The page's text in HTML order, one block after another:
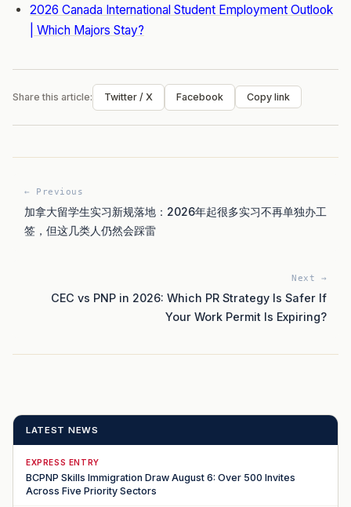
2026 Canada International Student Employment Outlook
| Which Majors Stay?
Share this article: Twitter / X Facebook Copy link
← Previous
加拿大留学生实习新规落地：2026年起很多实习不再单独办工
签，但这几类人仍然会踩雷
Next →
CEC vs PNP in 2026: Which PR Strategy Is Safer If
Your Work Permit Is Expiring?
LATEST NEWS
EXPRESS ENTRY
BCPNP Skills Immigration Draw August 6: Over 500 Invites
Across Five Priority Sectors